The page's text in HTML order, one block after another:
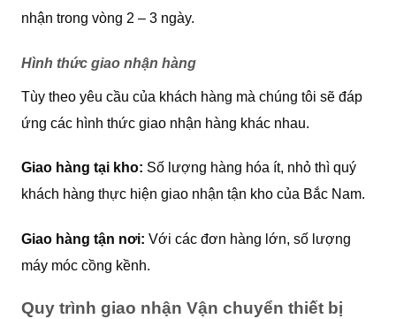
nhận trong vòng 2 – 3 ngày.
Hình thức giao nhận hàng
Tùy theo yêu cầu của khách hàng mà chúng tôi sẽ đáp
ứng các hình thức giao nhận hàng khác nhau.
Giao hàng tại kho: Số lượng hàng hóa ít, nhỏ thì quý
khách hàng thực hiện giao nhận tận kho của Bắc Nam.
Giao hàng tận nơi: Với các đơn hàng lớn, số lượng
máy móc cồng kềnh.
Quy trình giao nhận Vận chuyển thiết bị